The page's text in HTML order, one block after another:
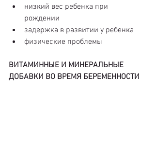
низкий вес ребенка при
рождении
задержка в развитии у ребенка
физические проблемы
ВИТАМИННЫЕ И МИНЕРАЛЬНЫЕ
ДОБАВКИ ВО ВРЕМЯ БЕРЕМЕННОСТИ